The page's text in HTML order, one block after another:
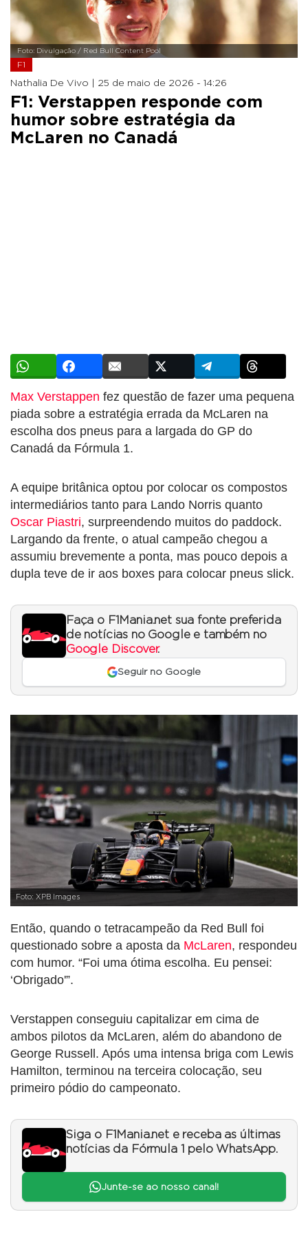
Foto: Divulgação / Red Bull Content Pool
F1
Nathalia De Vivo | 25 de maio de 2026 - 14:26
F1: Verstappen responde com
humor sobre estratégia da
McLaren no Canadá
Max Verstappen fez questão de fazer uma pequena
piada sobre a estratégia errada da McLaren na
escolha dos pneus para a largada do GP do
Canadá da Fórmula 1.
A equipe britânica optou por colocar os compostos
intermediários tanto para Lando Norris quanto
Oscar Piastri, surpreendendo muitos do paddock.
Largando da frente, o atual campeão chegou a
assumiu brevemente a ponta, mas pouco depois a
dupla teve de ir aos boxes para colocar pneus slick.
Faça o F1Mania.net sua fonte preferida
de notícias no Google e também no
Google Discover.
Seguir no Google
Foto: XPB Images
Então, quando o tetracampeão da Red Bull foi
questionado sobre a aposta da McLaren, respondeu
com humor. “Foi uma ótima escolha. Eu pensei:
‘Obrigado'”.
Verstappen conseguiu capitalizar em cima de
ambos pilotos da McLaren, além do abandono de
George Russell. Após uma intensa briga com Lewis
Hamilton, terminou na terceira colocação, seu
primeiro pódio do campeonato.
Siga o F1Mania.net e receba as últimas
notícias da Fórmula 1 pelo WhatsApp.
Junte-se ao nosso canal!